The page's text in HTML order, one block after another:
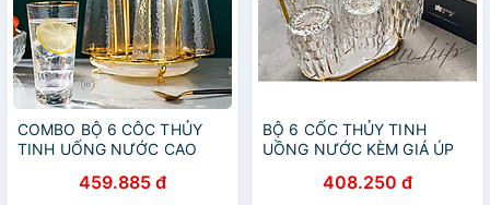
COMBO BỘ 6 CÔC THỦY
TINH UỐNG NƯỚC CAO
459.885 đ
BỘ 6 CỐC THỦY TINH
UỒNG NƯỚC KÈM GIÁ ÚP
408.250 đ